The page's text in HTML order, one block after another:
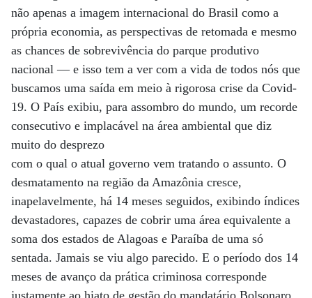
não apenas a imagem internacional do Brasil como a
própria economia, as perspectivas de retomada e mesmo
as chances de sobrevivência do parque produtivo
nacional — e isso tem a ver com a vida de todos nós que
buscamos uma saída em meio à rigorosa crise da Covid-
19. O País exibiu, para assombro do mundo, um recorde
consecutivo e implacável na área ambiental que diz
muito do desprezo
com o qual o atual governo vem tratando o assunto. O
desmatamento na região da Amazônia cresce,
inapelavelmente, há 14 meses seguidos, exibindo índices
devastadores, capazes de cobrir uma área equivalente a
soma dos estados de Alagoas e Paraíba de uma só
sentada. Jamais se viu algo parecido. E o período dos 14
meses de avanço da prática criminosa corresponde
justamente ao hiato de gestão do mandatário Bolsonaro,